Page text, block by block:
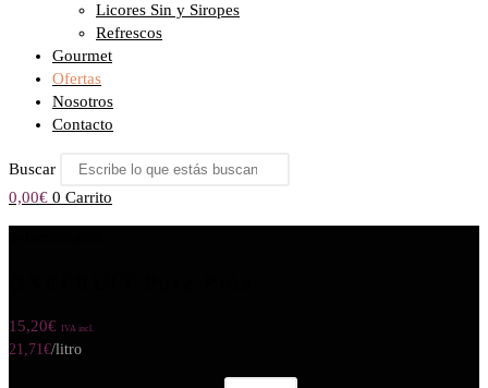
Licores Sin y Siropes
Refrescos
Gourmet
Ofertas
Nosotros
Contacto
Buscar
0,00€ 0 Carrito
15,20€ IVA incl.
21,71€/litro